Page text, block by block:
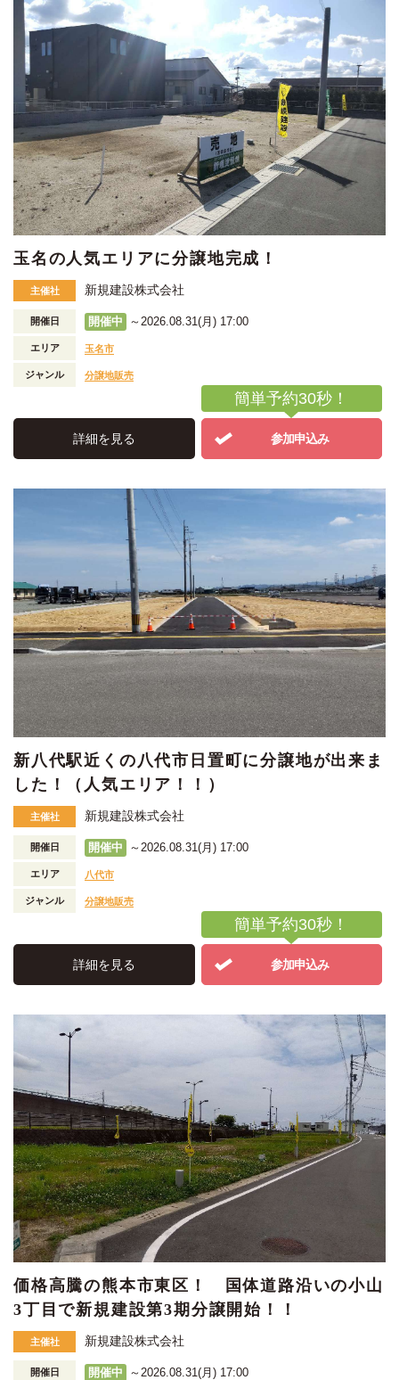
玉名の人気エリアに分譲地完成！
主催社 新規建設株式会社
開催日 開催中 ～2026.08.31(月) 17:00
エリア 玉名市
ジャンル 分譲地販売
詳細を見る 参加申込み
簡単予約30秒！
新八代駅近くの八代市日置町に分譲地が出来ま
した！（人気エリア！！）
主催社 新規建設株式会社
開催日 開催中 ～2026.08.31(月) 17:00
エリア 八代市
ジャンル 分譲地販売
詳細を見る 参加申込み
簡単予約30秒！
価格高騰の熊本市東区！ 国体道路沿いの小山
3丁目で新規建設第3期分譲開始！！
主催社 新規建設株式会社
開催日 開催中 ～2026.08.31(月) 17:00